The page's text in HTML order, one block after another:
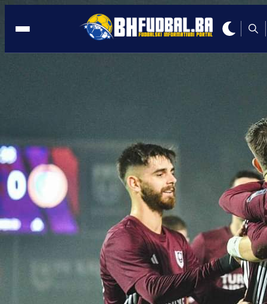
28. KOLO
22:24, 03.05.2021
ZLATA VRIJEDAN BOD VUKOVA:
i Tuzla City remizirali na Koševu
Redakcija
22:24, 03.05.2021